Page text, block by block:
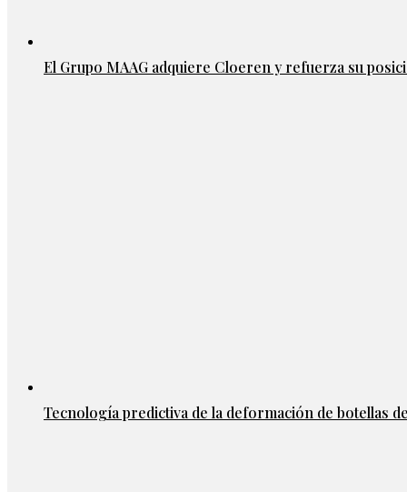
El Grupo MAAG adquiere Cloeren y refuerza su
Tecnología predictiva de la deformación de botellas